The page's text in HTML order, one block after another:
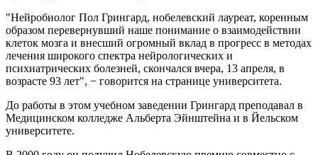
"Нейробиолог Пол Грингард, нобелевский лауреат, коренным
образом перевернувший наше понимание о взаимодействии
клеток мозга и внесший огромный вклад в прогресс в методах
лечения широкого спектра нейрологических и
психиатрических болезней, скончался вчера, 13 апреля, в
возрасте 93 лет", − говорится на странице университета.
До работы в этом учебном заведении Грингард преподавал в
Медицинском колледже Альберта Эйнштейна и в Йельском
университете.